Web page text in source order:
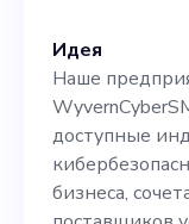
малые и
Идея
Наше
доступные
бизнеса,